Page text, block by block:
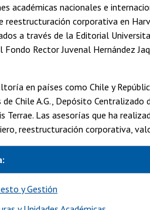
académicas nacionales e
reestructuración corporativa en
a través de la Editorial
Fondo Rector Juvenal Hernández
en países como Chile y
Chile A.G., Depósito Centralizado
Terrae. Las asesorías que ha
reestructuración corporativa,
y Gestión